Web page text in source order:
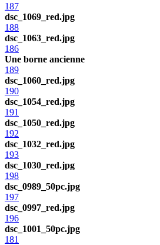
187
dsc_1069_red.jpg
188
dsc_1063_red.jpg
186
Une borne ancienne
189
dsc_1060_red.jpg
190
dsc_1054_red.jpg
191
dsc_1050_red.jpg
192
dsc_1032_red.jpg
193
dsc_1030_red.jpg
198
dsc_0989_50pc.jpg
197
dsc_0997_red.jpg
196
dsc_1001_50pc.jpg
181